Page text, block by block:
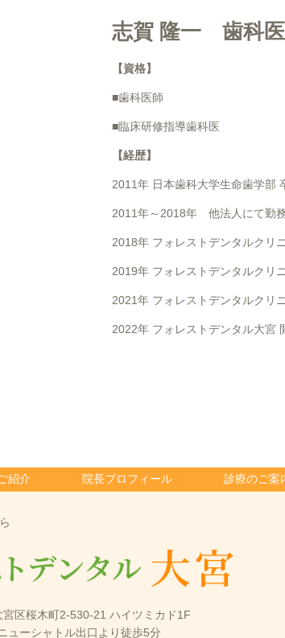
志賀 隆一 歯科
【資格】
■歯科医師
■臨床研修指導歯科医
【経歴】
2011年 日本歯科大学生命歯学部
2011年～2018年 他法人にて勤
2018年 フォレストデンタルクリ
2019年 フォレストデンタルクリ
2021年 フォレストデンタルクリ
2022年 フォレストデンタル大宮
紹介 院長プロフィール 診療のご案
区桜木町2-530-21 ハイツミカド1F
ューシャトル出口より徒歩5分